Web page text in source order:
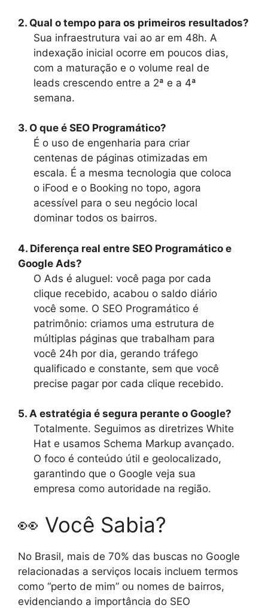
2. Qual o tempo para os primeiros resultados?
Sua infraestrutura vai ao ar em 48h. A
indexação inicial ocorre em poucos dias,
com a maturação e o volume real de
leads crescendo entre a 2ª e a 4ª
semana.
3. O que é SEO Programático?
É o uso de engenharia para criar
centenas de páginas otimizadas em
escala. É a mesma tecnologia que coloca
o iFood e o Booking no topo, agora
acessível para o seu negócio local
dominar todos os bairros.
4. Diferença real entre SEO Programático e
Google Ads?
O Ads é aluguel: você paga por cada
clique recebido, acabou o saldo diário
você some. O SEO Programático é
patrimônio: criamos uma estrutura de
múltiplas páginas que trabalham para
você 24h por dia, gerando tráfego
qualificado e constante, sem que você
precise pagar por cada clique recebido.
5. A estratégia é segura perante o Google?
Totalmente. Seguimos as diretrizes White
Hat e usamos Schema Markup avançado.
O foco é conteúdo útil e geolocalizado,
garantindo que o Google veja sua
empresa como autoridade na região.
👀 Você Sabia?
No Brasil, mais de 70% das buscas no Google
relacionadas a serviços locais incluem termos
como “perto de mim” ou nomes de bairros,
evidenciando a importância do SEO